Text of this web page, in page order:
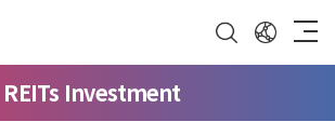
REITs Investment